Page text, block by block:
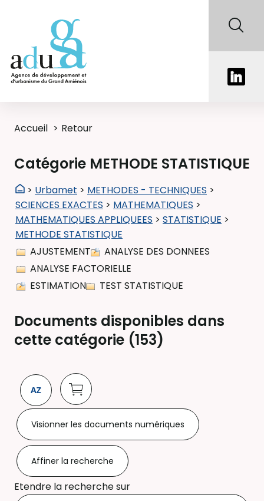
Accueil Retour
Catégorie METHODE STATISTIQUE
> Urbamet > METHODES - TECHNIQUES >
SCIENCES EXACTES > MATHEMATIQUES >
MATHEMATIQUES APPLIQUEES > STATISTIQUE >
METHODE STATISTIQUE
AJUSTEMENT
ANALYSE DES DONNEES
ANALYSE FACTORIELLE
ESTIMATION
TEST STATISTIQUE
Documents disponibles dans
cette catégorie (153)
Visionner les documents numériques
Affiner la recherche
Etendre la recherche sur